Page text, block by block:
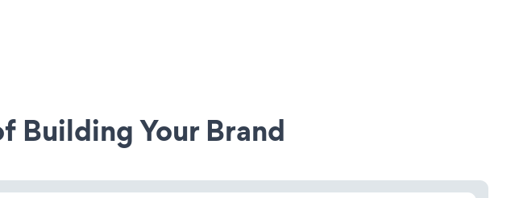
Building Your Brand